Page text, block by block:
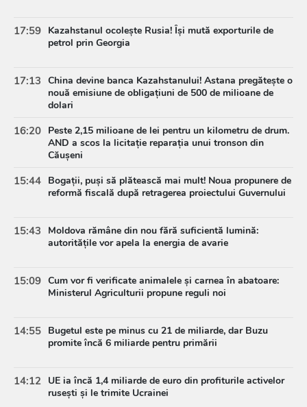
17:59 Kazahstanul ocolește Rusia! Își mută exporturile de
petrol prin Georgia
17:13 China devine banca Kazahstanului! Astana pregătește o
nouă emisiune de obligațiuni de 500 de milioane de
dolari
16:20 Peste 2,15 milioane de lei pentru un kilometru de drum.
AND a scos la licitație reparația unui tronson din
Căușeni
15:44 Bogații, puși să plătească mai mult! Noua propunere de
reformă fiscală după retragerea proiectului Guvernului
15:43
Moldova rămâne din nou fără suficientă lumină:
autoritățile vor apela la energia de avarie
15:09 Cum vor fi verificate animalele și carnea în abatoare:
Ministerul Agriculturii propune reguli noi
14:55 Bugetul este pe minus cu 21 de miliarde, dar Buzu
promite încă 6 miliarde pentru primării
14:12 UE ia încă 1,4 miliarde de euro din profiturile activelor
rusești și le trimite Ucrainei